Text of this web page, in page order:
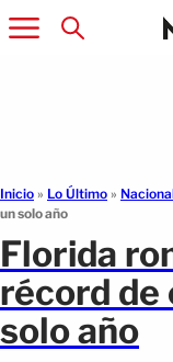
Inicio » Lo Último »
un solo año
Florida
récord de
solo año